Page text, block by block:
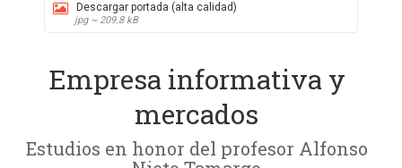
Descargar portada (alta calidad)
jpg ~ 209.8 kB
Empresa informativa y
mercados
Estudios en honor del profesor Alfonso